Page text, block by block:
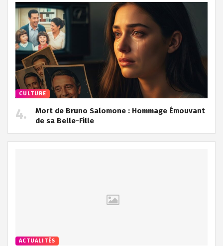
CULTURE
Mort de Bruno Salomone : Hommage Émouvant
de sa Belle-Fille
ACTUALITÉS